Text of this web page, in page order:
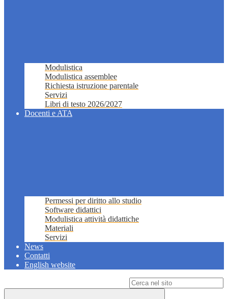
Modulistica
Modulistica assemblee
Richiesta istruzione parentale
Servizi
Libri di testo 2026/2027
Docenti e ATA
Permessi per diritto allo studio
Software didattici
Modulistica attività didattiche
Materiali
Servizi
News
Contatti
English website